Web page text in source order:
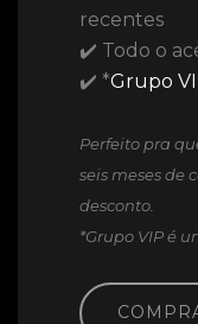
recentes
✔️ Todo o
✔️ *Grupo
Perfeito pra
seis meses de
desconto.
*Grupo VIP é